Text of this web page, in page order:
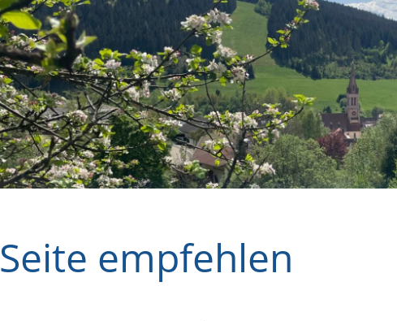
Seite empfehlen